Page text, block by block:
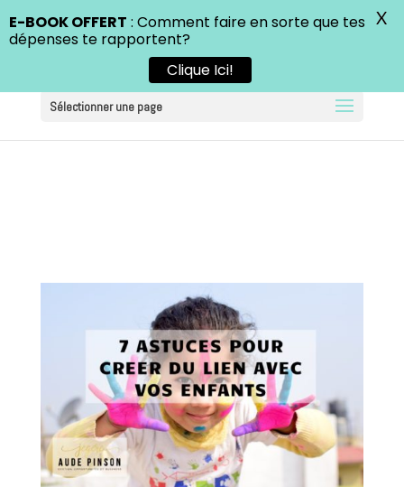
Sélectionner une page
E-BOOK OFFERT : Comment faire en sorte que tes
dépenses te rapportent?
Clique Ici!
X